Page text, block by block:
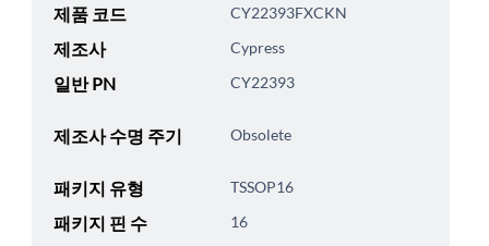
제품 코드 CY22393FXCKN
제조사 Cypress
일반 PN CY22393
제조사 수명 주기 Obsolete
패키지 유형 TSSOP16
패키지 핀 수 16